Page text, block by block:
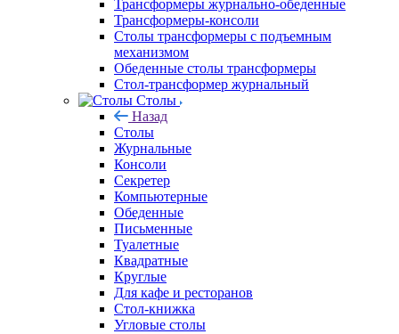
Трансформеры журнально-обеденные
Трансформеры-консоли
Столы трансформеры с подъемным
механизмом
Обеденные столы трансформеры
Стол-трансформер журнальный
Столы
Назад
Столы
Журнальные
Консоли
Секретер
Компьютерные
Обеденные
Письменные
Туалетные
Квадратные
Круглые
Для кафе и ресторанов
Стол-книжка
Угловые столы